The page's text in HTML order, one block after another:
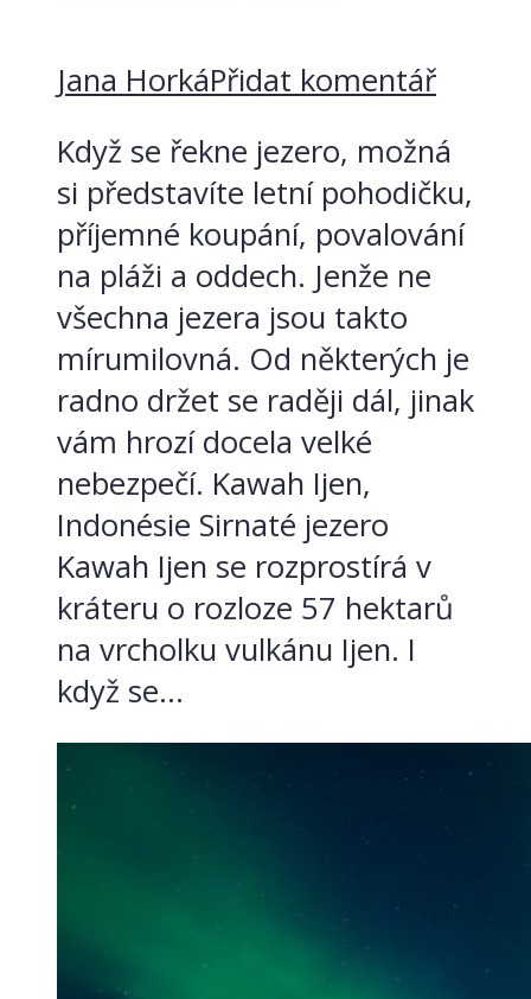
Jana HorkáPřidat komentář
Když se řekne jezero, možná
si představíte letní pohodičku,
příjemné koupání, povalování
na pláži a oddech. Jenže ne
všechna jezera jsou takto
mírumilovná. Od některých je
radno držet se raději dál, jinak
vám hrozí docela velké
nebezpečí. Kawah Ijen,
Indonésie Sirnaté jezero
Kawah Ijen se rozprostírá v
kráteru o rozloze 57 hektarů
na vrcholku vulkánu Ijen. I
když se...